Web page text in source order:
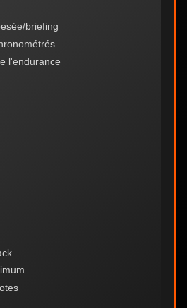
briefing
l'endurance